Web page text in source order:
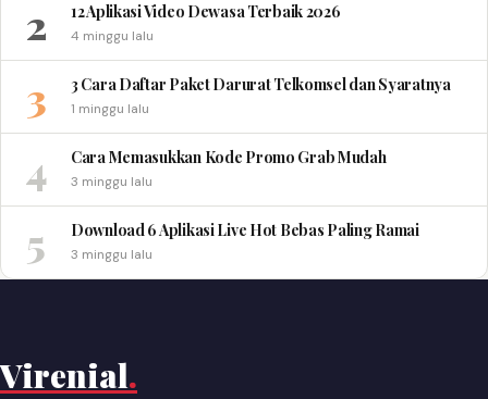
2 12 Aplikasi Video Dewasa Terbaik 2026
4 minggu lalu
3 3 Cara Daftar Paket Darurat Telkomsel dan Syaratnya
1 minggu lalu
4 Cara Memasukkan Kode Promo Grab Mudah
3 minggu lalu
5 Download 6 Aplikasi Live Hot Bebas Paling Ramai
3 minggu lalu
Virenial.